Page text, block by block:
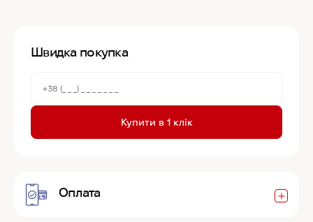
Швидка покупка
Купити в 1 клік
Оплата